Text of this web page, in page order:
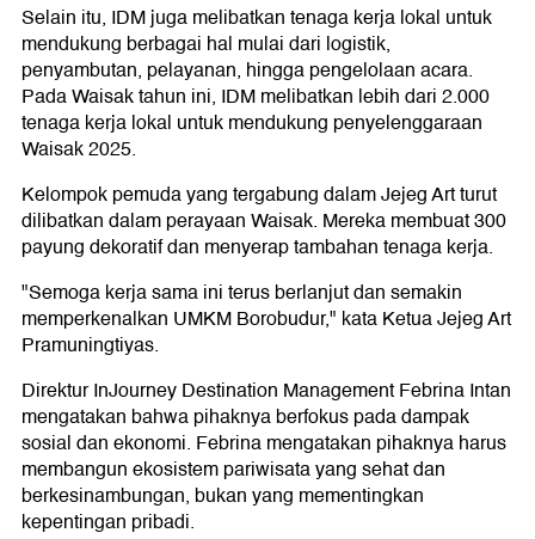
Selain itu, IDM juga melibatkan tenaga kerja lokal untuk
mendukung berbagai hal mulai dari logistik,
penyambutan, pelayanan, hingga pengelolaan acara.
Pada Waisak tahun ini, IDM melibatkan lebih dari 2.000
tenaga kerja lokal untuk mendukung penyelenggaraan
Waisak 2025.
Kelompok pemuda yang tergabung dalam Jejeg Art turut
dilibatkan dalam perayaan Waisak. Mereka membuat 300
payung dekoratif dan menyerap tambahan tenaga kerja.
"Semoga kerja sama ini terus berlanjut dan semakin
memperkenalkan UMKM Borobudur," kata Ketua Jejeg Art
Pramuningtiyas.
Direktur InJourney Destination Management Febrina Intan
mengatakan bahwa pihaknya berfokus pada dampak
sosial dan ekonomi. Febrina mengatakan pihaknya harus
membangun ekosistem pariwisata yang sehat dan
berkesinambungan, bukan yang mementingkan
kepentingan pribadi.